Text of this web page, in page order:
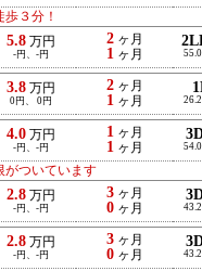
３分！
5.8 万円
-円、-円
2ヶ月
1 ヶ月
3.8 万円
0円、 0円
2ヶ月
1 ヶ月
4.0 万円
-円、-円
1 ヶ月
1 ヶ月
ついています
2.8 万円
-円、-円
3ヶ月
0ヶ月
2.8 万円
-円、-円
3ヶ月
0ヶ月